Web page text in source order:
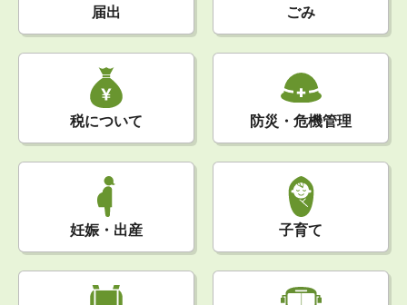
届出 ごみ
税について 防災・危機管理
妊娠・出産 子育て